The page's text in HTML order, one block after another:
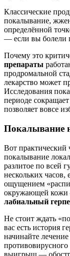
Классические
покалывание,
определённой
— если вы болели
Почему это
препараты
продромальной
лекарство может
Исследования
периоде
позволяет вовсе
Покалывание
Вот практический
покалывание
разлитое по всей
нескольких часов,
ощущением
окружающей кожи
лабиальный
Не стоит ждать
вас есть история
начинайте
выигрыш —